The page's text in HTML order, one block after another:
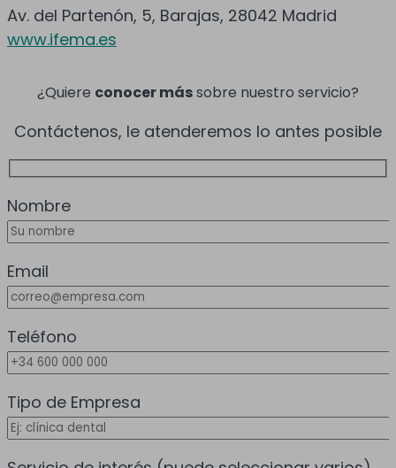
Av. del Partenón, 5, Barajas, 28042 Madrid
www.ifema.es
¿Quiere conocer mássobre nuestro servicio?
Contáctenos, le atenderemos lo antes posible
Nombre
Email
Teléfono
Tipo de Empresa